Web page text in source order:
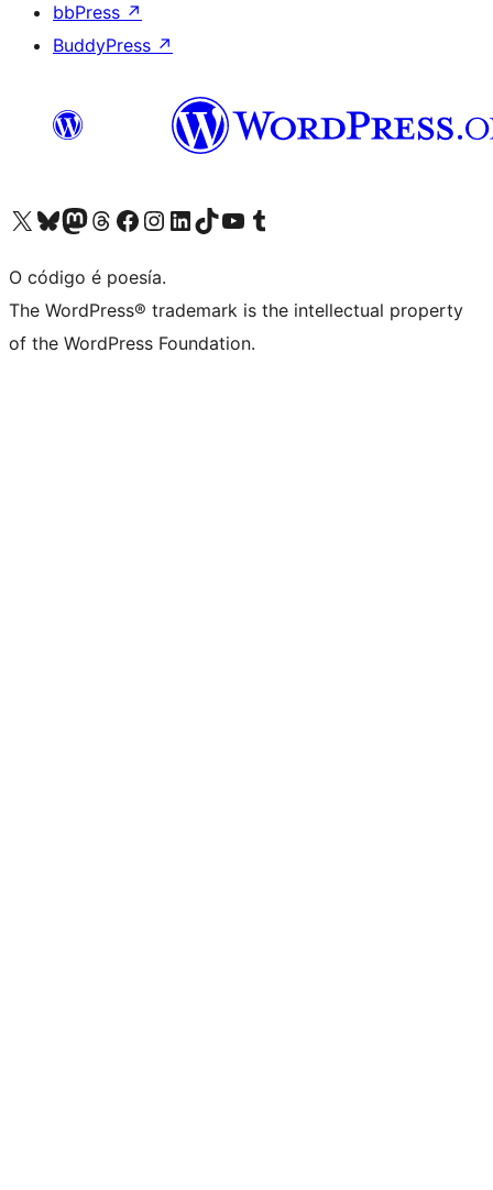
bbPress ↗
BuddyPress ↗
Visita la cuenta de X (anteriormente Twitter)
Visita a nosa conta de Bluesky
Visita a nosa conta de Mastodon
Visita a nosa conta de Threads
Visita a nosa páxina de Facebook
Visita a nosa conta de Instagram
Visita a nosa conta de LinkedIn
Visita a nosa conta de TikTok
Visita a nosa canle de YouTube
Visita a nosa conta de Tumblr
O código é poesía.
The WordPress® trademark is the intellectual property
of the WordPress Foundation.